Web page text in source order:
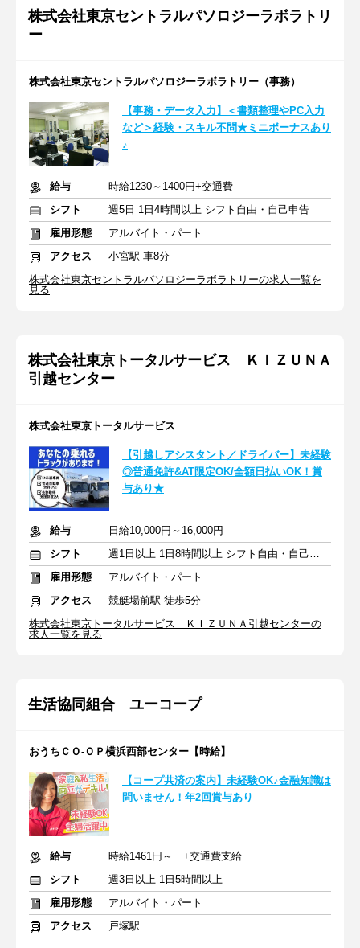
株式会社東京セントラルパソロジーラボラトリ
ー
株式会社東京セントラルパソロジーラボラトリー（事務）
【事務・データ入力】＜書類整理やPC入力
など＞経験・スキル不問★ミニボーナスあり
♪
給与
時給1230～1400円+交通費
シフト
週5日 1日4時間以上 シフト自由・自己申告
雇用形態
アルバイト・パート
アクセス
小宮駅 車8分
株式会社東京セントラルパソロジーラボラトリーの求人一覧を
見る
株式会社東京トータルサービス ＫＩＺＵＮＡ
引越センター
株式会社東京トータルサービス
【引越しアシスタント／ドライバー】未経験
◎普通免許&AT限定OK/全額日払いOK！賞
与あり★
給与
日給10,000円～16,000円
シフト
週1日以上 1日8時間以上 シフト自由・自己申告
雇用形態
アルバイト・パート
アクセス
競艇場前駅 徒歩5分
株式会社東京トータルサービス ＫＩＺＵＮＡ引越センターの
求人一覧を見る
生活協同組合 ユーコープ
おうちＣＯ-ＯＰ横浜西部センター【時給】
【コープ共済の案内】未経験OK♪金融知識は
問いません！年2回賞与あり
給与
時給1461円～ +交通費支給
シフト
週3日以上 1日5時間以上
雇用形態
アルバイト・パート
アクセス
戸塚駅